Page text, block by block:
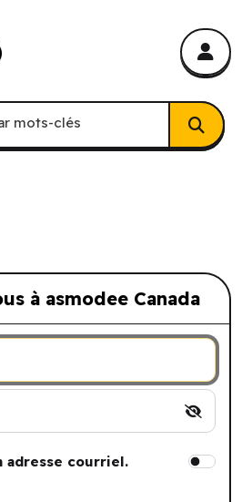
mots-clés
mots-clés
à asmodee Canada
à asmodee Canada
adresse courriel.